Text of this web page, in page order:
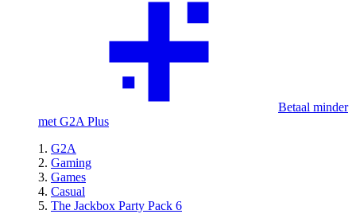
Betaal minder
met G2A Plus
G2A
Gaming
Games
Casual
The Jackbox Party Pack 6